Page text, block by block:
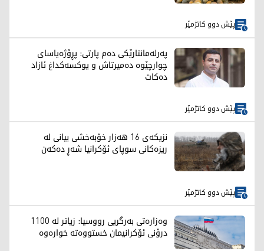
پێش دوو کاتژمێر
پەرلەمانتارێکی دەم پارتی: پڕۆژەیاسای
چوارچێوە دەمیرتاش و یوکسەکداغ ئازاد
دەکات
پێش دوو کاتژمێر
نزیکەی 16 هەزار خۆبەخشی بیانی لە
ریزەکانی سوپای ئۆکرانیا شەڕ دەکەن
پێش دوو کاتژمێر
وەزارەتی بەرگریی رووسیا: زیاتر لە 1100
درۆنی ئۆکرانیمان خستووەتە خوارەوە